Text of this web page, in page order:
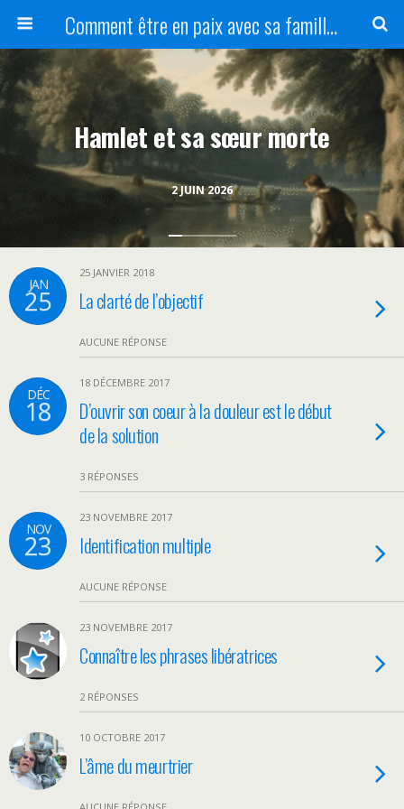
Comment être en paix avec sa famille ?
2 JUIN 2026
Hamlet et sa sœur morte
JAN
25
25 JANVIER 2018
La clarté de l’objectif
AUCUNE RÉPONSE
DÉC
18
18 DÉCEMBRE 2017
D’ouvrir son coeur à la douleur est le début
de la solution
3 RÉPONSES
NOV
23
23 NOVEMBRE 2017
Identification multiple
AUCUNE RÉPONSE
23 NOVEMBRE 2017
Connaître les phrases libératrices
2 RÉPONSES
10 OCTOBRE 2017
L’âme du meurtrier